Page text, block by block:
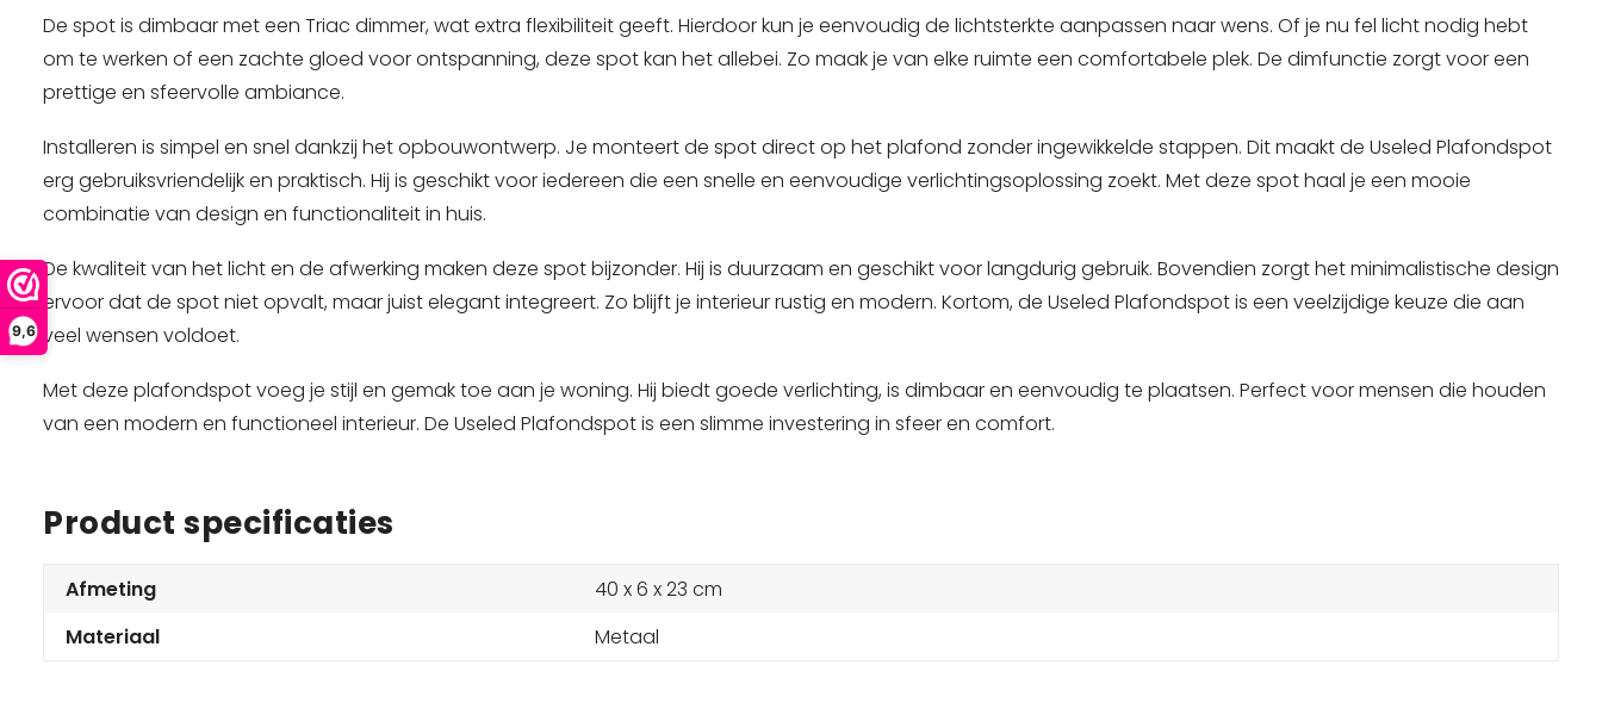
9,6
De spot is dimbaar met een Triac dimmer, wat extra flexibiliteit geeft. Hierdoor kun je eenvoudig de lichtsterkte aanpassen naar wens. Of je nu fel licht nodig hebt
om te werken of een zachte gloed voor ontspanning, deze spot kan het allebei. Zo maak je van elke ruimte een comfortabele plek. De dimfunctie zorgt voor een
prettige en sfeervolle ambiance.
Installeren is simpel en snel dankzij het opbouwontwerp. Je monteert de spot direct op het plafond zonder ingewikkelde stappen. Dit maakt de Useled Plafondspot
erg gebruiksvriendelijk en praktisch. Hij is geschikt voor iedereen die een snelle en eenvoudige verlichtingsoplossing zoekt. Met deze spot haal je een mooie
combinatie van design en functionaliteit in huis.
De kwaliteit van het licht en de afwerking maken deze spot bijzonder. Hij is duurzaam en geschikt voor langdurig gebruik. Bovendien zorgt het minimalistische design
ervoor dat de spot niet opvalt, maar juist elegant integreert. Zo blijft je interieur rustig en modern. Kortom, de Useled Plafondspot is een veelzijdige keuze die aan
veel wensen voldoet.
Met deze plafondspot voeg je stijl en gemak toe aan je woning. Hij biedtgoede verlichting, is dimbaar en eenvoudig te plaatsen. Perfect voor mensen die houden
van een modern en functioneel interieur. De Useled Plafondspot is een slimme investering in sfeer en comfort.
Product specificaties
Afmeting
40 x 6 x 23 cm
Materiaal
Metaal